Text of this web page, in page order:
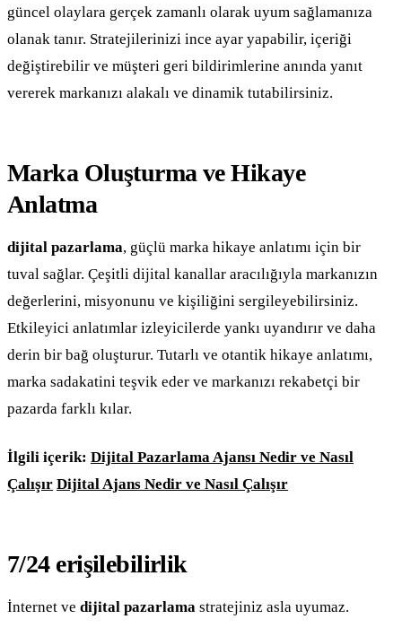
güncel olaylara gerçek zamanlı olarak uyum sağlamanıza
olanak tanır. Stratejilerinizi ince ayar yapabilir, içeriği
değiştirebilir ve müşteri geri bildirimlerine anında yanıt
vererek markanızı alakalı ve dinamik tutabilirsiniz.
Marka Oluşturma ve Hikaye
Anlatma
dijital pazarlama, güçlü marka hikaye anlatımı için bir
tuval sağlar. Çeşitli dijital kanallar aracılığıyla markanızın
değerlerini, misyonunu ve kişiliğini sergileyebilirsiniz.
Etkileyici anlatımlar izleyicilerde yankı uyandırır ve daha
derin bir bağ oluşturur. Tutarlı ve otantik hikaye anlatımı,
marka sadakatini teşvik eder ve markanızı rekabetçi bir
pazarda farklı kılar.
İlgili içerik: Dijital Pazarlama Ajansı Nedir ve Nasıl
Çalışır Dijital Ajans Nedir ve Nasıl Çalışır
7/24 erişilebilirlik
İnternet ve dijital pazarlama stratejiniz asla uyumaz.